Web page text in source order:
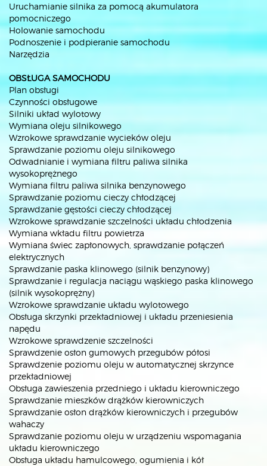
Uruchamianie silnika za pomocą akumulatora
pomocniczego
Holowanie samochodu
Podnoszenie i podpieranie samochodu
Narzędzia
OBSŁUGA SAMOCHODU
Plan obsługi
Czynności obsługowe
Silniki układ wylotowy
Wymiana oleju silnikowego
Wzrokowe sprawdzanie wycieków oleju
Sprawdzanie poziomu oleju silnikowego
Odwadnianie i wymiana filtru paliwa silnika
wysokoprężnego
Wymiana filtru paliwa silnika benzynowego
Sprawdzanie poziomu cieczy chłodzącej
Sprawdzanie gęstości cieczy chłodzącej
Wzrokowe sprawdzanie szczelności układu chłodzenia
Wymiana wkładu filtru powietrza
Wymiana świec zapłonowych, sprawdzanie połączeń
elektrycznych
Sprawdzanie paska klinowego (silnik benzynowy)
Sprawdzanie i regulacja naciągu wąskiego paska klinowego
(silnik wysokoprężny)
Wzrokowe sprawdzanie układu wylotowego
Obsługa skrzynki przekładniowej i układu przeniesienia
napędu
Wzrokowe sprawdzenie szczelności
Sprawdzenie osłon gumowych przegubów półosi
Sprawdzenie poziomu oleju w automatycznej skrzynce
przekładniowej
Obsługa zawieszenia przedniego i układu kierowniczego
Sprawdzanie mieszków drążków kierowniczych
Sprawdzanie osłon drążków kierowniczych i przegubów
wahaczy
Sprawdzanie poziomu oleju w urządzeniu wspomagania
układu kierowniczego
Obsługa układu hamulcowego, ogumienia i kół